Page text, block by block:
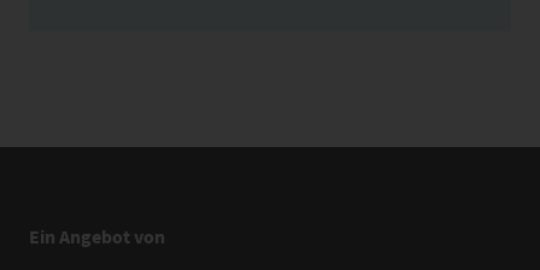
Ein Angebot von